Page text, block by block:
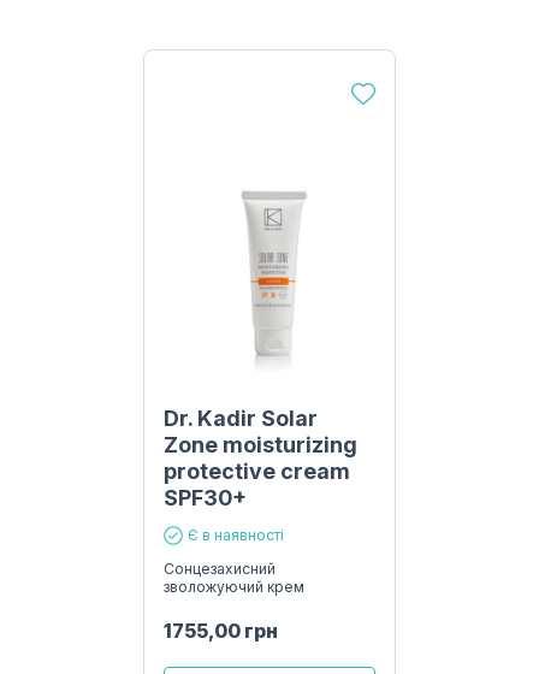
Dr. Kadir Solar
Zone moisturizing
protective cream
SPF30+
Є в наявності
Сонцезахисний
зволожуючий крем
1755,00 грн